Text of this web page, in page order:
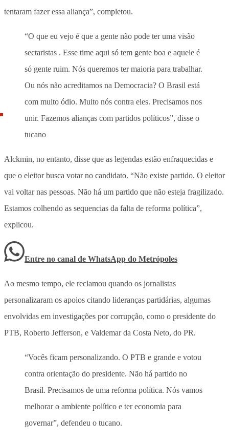
tentaram fazer essa aliança”, completou.
“O que eu vejo é que a gente não pode ter uma visão
sectaristas . Esse time aqui só tem gente boa e aquele é
só gente ruim. Nós queremos ter maioria para trabalhar.
Ou nós não acreditamos na Democracia? O Brasil está
com muito ódio. Muito nós contra eles. Precisamos nos
unir. Fazemos alianças com partidos políticos”, disse o
tucano
Alckmin, no entanto, disse que as legendas estão enfraquecidas e
que o eleitor busca votar no candidato. “Não existe partido. O eleitor
vai voltar nas pessoas. Não há um partido que não esteja fragilizado.
Estamos colhendo as sequencias da falta de reforma política”,
explicou.
Entre no canal de WhatsApp do Metrópoles
Ao mesmo tempo, ele reclamou quando os jornalistas
personalizaram os apoios citando lideranças partidárias, algumas
envolvidas em investigações por corrupção, como o presidente do
PTB, Roberto Jefferson, e Valdemar da Costa Neto, do PR.
“Vocês ficam personalizando. O PTB e grande e votou
contra orientação do presidente. Não há partido no
Brasil. Precisamos de uma reforma política. Nós vamos
melhorar o ambiente político e ter economia para
governar”, defendeu o tucano.